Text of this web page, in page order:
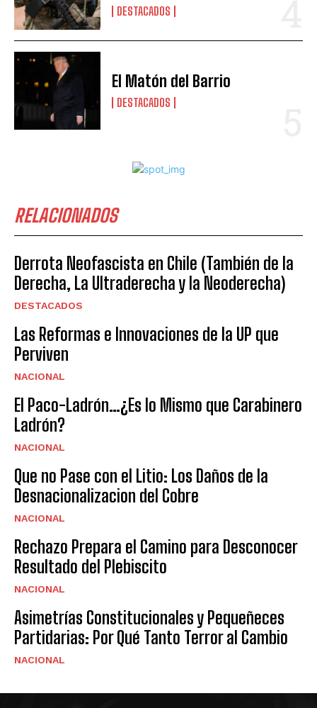
DESTACADOS
El Matón del Barrio
DESTACADOS
RELACIONADOS
Derrota Neofascista en Chile (También de la
Derecha, La Ultraderecha y la Neoderecha)
DESTACADOS
Las Reformas e Innovaciones de la UP que
Perviven
NACIONAL
El Paco-Ladrón…¿Es lo Mismo que Carabinero
Ladrón?
NACIONAL
Que no Pase con el Litio: Los Daños de la
Desnacionalizacion del Cobre
NACIONAL
Rechazo Prepara el Camino para Desconocer
Resultado del Plebiscito
NACIONAL
Asimetrías Constitucionales y Pequeñeces
Partidarias: Por Qué Tanto Terror al Cambio
NACIONAL